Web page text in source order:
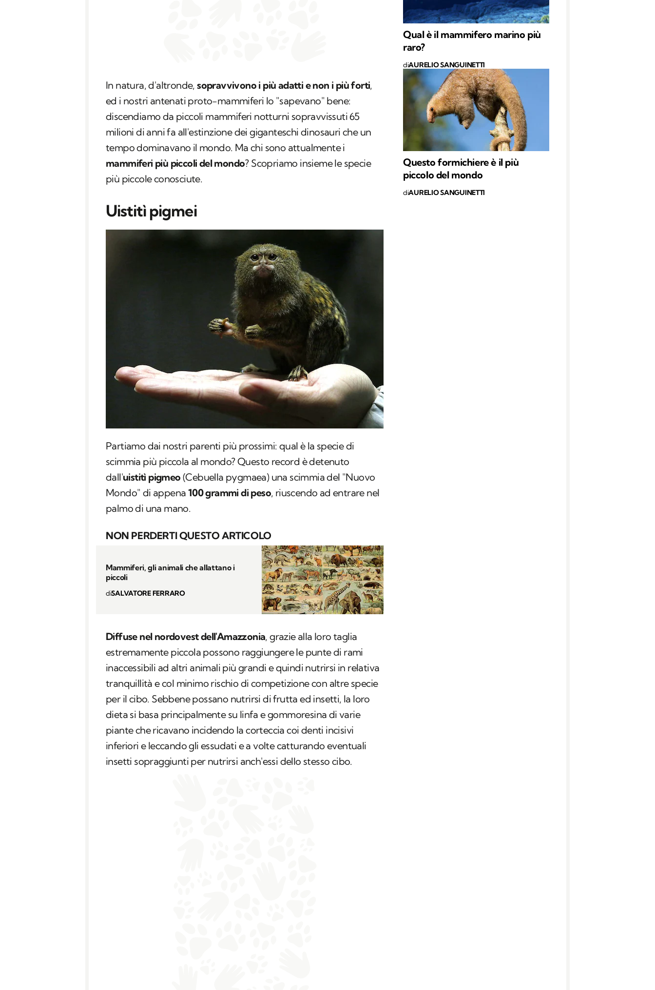
In natura, d'altronde,sopravvivono i più adatti e non i più forti,
ed i nostri antenati proto-mammiferi lo "sapevano" bene:
discendiamo da piccoli mammiferi notturni sopravvissuti 65
milioni di anni fa all'estinzione dei giganteschi dinosauri che un
tempo dominavano il mondo. Ma chi sono attualmente i
mammiferi più piccoli del mondo? Scopriamo insieme le specie
più piccole conosciute.
Uistitì pigmei
Partiamo dai nostri parenti più prossimi: qual è la specie di
scimmia più piccola al mondo? Questo record è detenuto
dall'uistitì pigmeo (Cebuella pygmaea) una scimmia del "Nuovo
Mondo" di appena 100 grammi di peso, riuscendo ad entrare nel
palmo di una mano.
NON PERDERTI QUESTO ARTICOLO
Mammiferi, gli animali che allattano i
piccoli
diSALVATORE FERRARO
Diffuse nel nordovest dell'Amazzonia, grazie alla loro taglia
estremamente piccola possono raggiungere le punte di rami
inaccessibili ad altri animali più grandi e quindi nutrirsi in relativa
tranquillità e col minimo rischio di competizione con altre specie
per il cibo. Sebbene possano nutrirsi di frutta ed insetti, la loro
dieta si basa principalmente su linfa e gommoresina di varie
piante che ricavano incidendo la corteccia coi denti incisivi
inferiori e leccando gli essudati e a volte catturando eventuali
insetti sopraggiunti per nutrirsi anch'essi dello stesso cibo.
Qual è il mammifero marino più
raro?
diAURELIO SANGUINETTI
Questo formichiere è il più
piccolo del mondo
diAURELIO SANGUINETTI